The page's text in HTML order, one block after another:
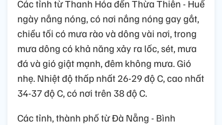
Các tỉnh từ Thanh Hóa đến Thừa Thiên - Huế
ngày nắng nóng, có nơi nắng nóng gay gắt,
chiều tối có mưa rào và dông vài nơi, trong
mưa dông có khả năng xảy ra lốc, sét, mưa
đá và gió giật mạnh, đêm không mưa. Gió
nhẹ. Nhiệt độ thấp nhất 26-29 độ C, cao nhất
34-37 độ C, có nơi trên 38 độ C.
Các tỉnh, thành phố từ Đà Nẵng - Bình